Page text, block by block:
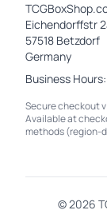
Eichendorffstr
57518 Betzdorf
Germany
Business
Secure checkout
Available at
methods (region-
© 2026